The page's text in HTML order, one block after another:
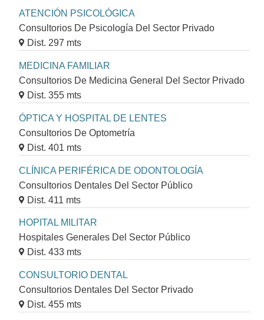
ATENCIÓN PSICOLÓGICA
Consultorios De Psicología Del Sector Privado
Dist. 297 mts
MEDICINA FAMILIAR
Consultorios De Medicina General Del Sector Privado
Dist. 355 mts
ÓPTICA Y HOSPITAL DE LENTES
Consultorios De Optometría
Dist. 401 mts
CLÍNICA PERIFÉRICA DE ODONTOLOGÍA
Consultorios Dentales Del Sector Público
Dist. 411 mts
HOPITAL MILITAR
Hospitales Generales Del Sector Público
Dist. 433 mts
CONSULTORIO DENTAL
Consultorios Dentales Del Sector Privado
Dist. 455 mts